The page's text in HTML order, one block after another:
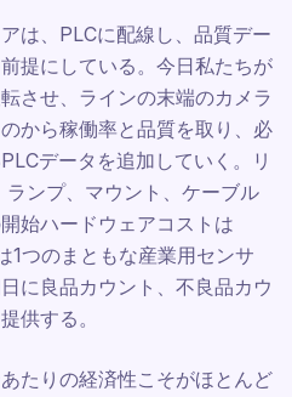
は、PLCに配線し、品質デー
提にしている。今日私たちが
させ、ラインの末端のカメラ
から稼働率と品質を取り、必
データを追加していく。リ
ンプ、マウント、ケーブル
始ハードウェアコストは
1つのまともな産業用センサ
に良品カウント、不良品カウ
供する。
たりの経済性こそがほとんど